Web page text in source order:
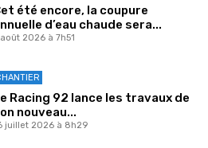
été encore, la coupure
d’eau chaude sera...
2026 à 7h51
Racing 92 lance les travaux de
nouveau...
juillet 2026 à 8h29